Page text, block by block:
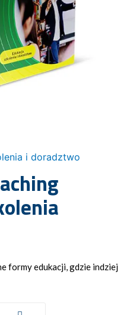
i doradztwo
formy edukacji, gdzie indziej